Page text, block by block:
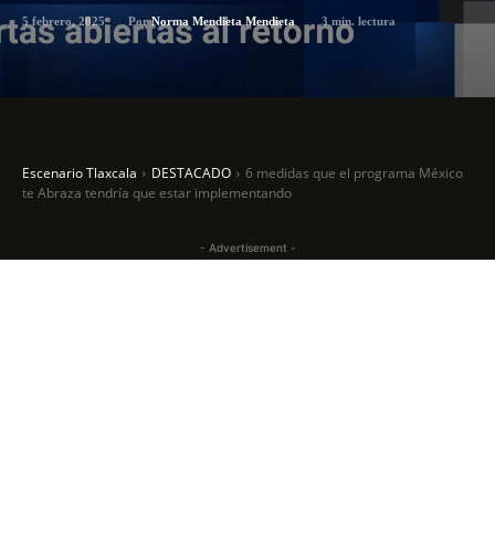
5 febrero, 2025 Por Norma Mendieta Mendieta 3 min. lectura
Escenario Tlaxcala DESTACADO
6 medidas que el programa México
te Abraza tendría que estar implementando
- Advertisement -